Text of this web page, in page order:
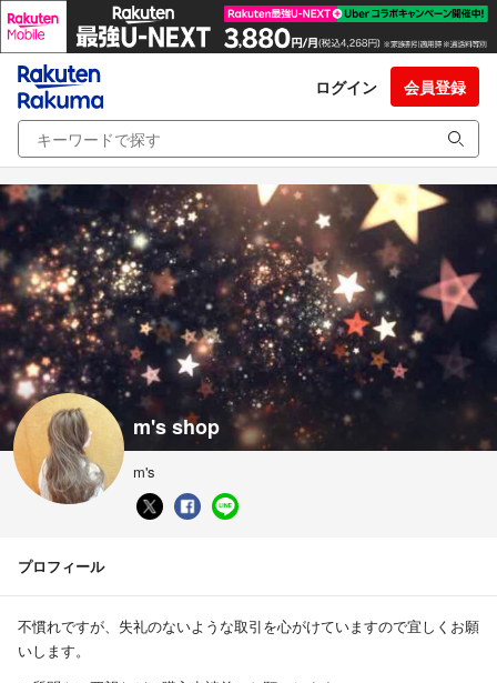
ログイン 会員登録
m's shop
m's
プロフィール
不慣れですが、失礼のないような取引を心がけていますので宜しくお願
いします。